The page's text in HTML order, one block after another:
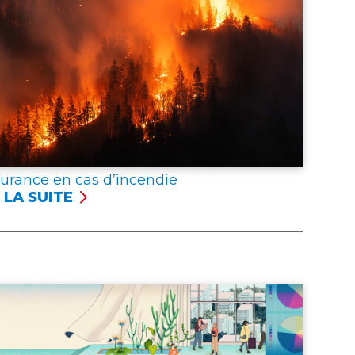
en cas d’incendie
LA SUITE